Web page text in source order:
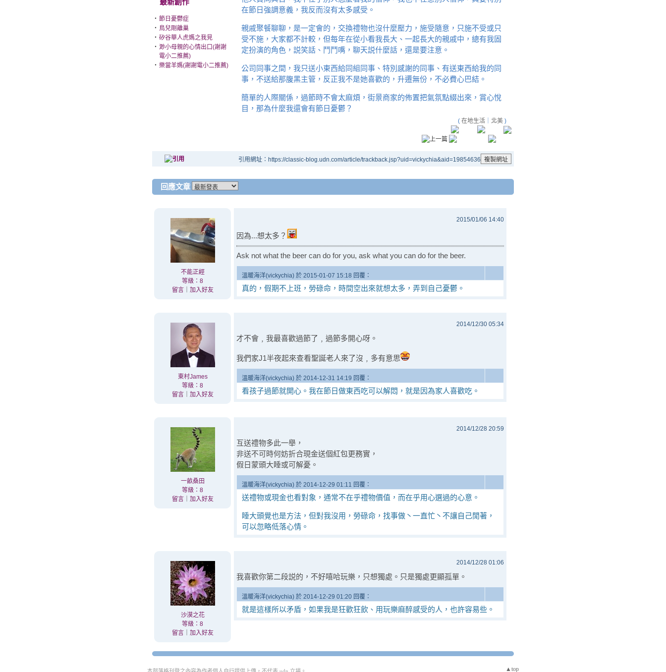
最新創作
‧ 節日憂鬱症
‧ 鳥兒剛離巢
‧ 矽谷華人虎媽之我見
‧ 渺小母親的心情出口(謝謝
電小二推薦)
‧ 樂當羊媽(謝謝電小二推薦)
在節日強調意義，我反而沒有太多感受。
親戚聚餐聊聊，是一定會的，交換禮物也沒什麼壓力，施受隨意，只施不受或只
受不施，大家都不計較，但每年在從小看我長大、一起長大的親戚中，總有我固
定扮演的角色，説笑話、鬥鬥嘴，聊天説什麼話，還是要注意。
公司同事之間，我只送小東西給同組同事、特別感謝的同事、有送東西給我的同
事，不送給那腹黑主管，反正我不是她喜歡的，升遷無份，不必費心巴結。
簡單的人際關係，過節時不會太麻煩，街景商家的佈置把氣氛點綴出來，賞心悅
目，那為什麼我還會有節日憂鬱？
( 在地生活 北美 )
引用網址：https://classic-blog.udn.com/article/trackback.jsp?uid=vickychia&aid=19854636
回應文章
不能正經
等級：8
留言｜ 加入好友
2015/01/06 14:40
因為...想太多？
Ask not what the beer can do for you, ask what you can do for the beer.
溫暖海洋(vickychia) 於 2015-01-07 15:18 回覆：
真的，假期不上班，勞碌命，時間空出來就想太多，弄到自己憂鬱。
東村James
等級：8
留言｜ 加入好友
2014/12/30 05:34
才不會﹐我最喜歡過節了﹐過節多開心呀。
我們家J1半夜起來查看聖誕老人來了沒﹐多有意思
溫暖海洋(vickychia) 於 2014-12-31 14:19 回覆：
看孩子過節就開心。我在節日做東西吃可以解悶，就是因為家人喜歡吃。
一畝桑田
等級：8
留言｜ 加入好友
2014/12/28 20:59
互送禮物多此一舉，
非送不可時何妨折合現金送個紅包更務實，
假日蒙頭大睡或可解憂。
溫暖海洋(vickychia) 於 2014-12-29 01:11 回覆：
送禮物或現金也看對象，通常不在乎禮物價值，而在乎用心選過的心意。
睡大頭覺也是方法，但對我沒用，勞碌命，找事做丶一直忙丶不讓自己閒著，
可以忽略低落心情。
沙漠之花
等級：8
留言｜ 加入好友
2014/12/28 01:06
我喜歡你第二段説的，不好嘻哈玩樂，只想獨處。只是獨處更顯孤單。
溫暖海洋(vickychia) 於 2014-12-29 01:20 回覆：
就是這樣所以矛盾，如果我是狂歡狂飲、用玩樂麻醉感受的人，也許容易些。
▲top